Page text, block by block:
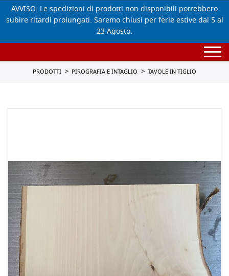
AVVISO: Le spedizioni di prodotti non disponibili potrebbero
subire ritardi prolungati. Saremo chiusi per ferie estive dal 5 al
23 Agosto.
PRODOTTI PIROGRAFIA E INTAGLIO TAVOLE IN TIGLIO